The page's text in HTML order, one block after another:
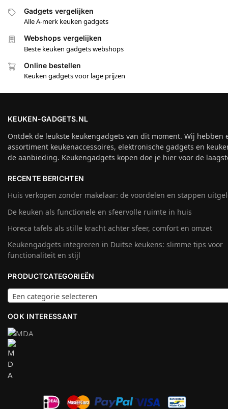
Gadgets vergelijken
Alle A-merk keuken gadgets
Webshops vergelijken
Beste keuken gadgets webshops
Online bestellen
Keuken gadgets voor lage prijzen
KEUKEN-GADGETS.NL
Ontdek de leukste keukengadgets van dit moment. Wij hebben
assortiment keukenaccessoires, elektronische gadgets en
de aanbieding. Keukengadgets kopen doe je hier voor de
RECENTE BERICHTEN
Huis verkopen zonder makelaar: de voordelen en stappen
De keuken als functionele en sfeervolle ruimte in huis
Horeca tafels als stille kracht achter sfeer, comfort en omzet
Keukengadgets integreren in Duitse keukens: slimme tips voor
functionaliteit en stijl
PRODUCTCATEGORIEËN
Een categorie selecteren
OOK INTERESSANT